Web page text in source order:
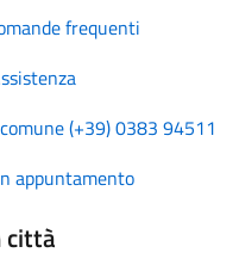
frequenti
(+39) 0383 94511
appuntamento
città